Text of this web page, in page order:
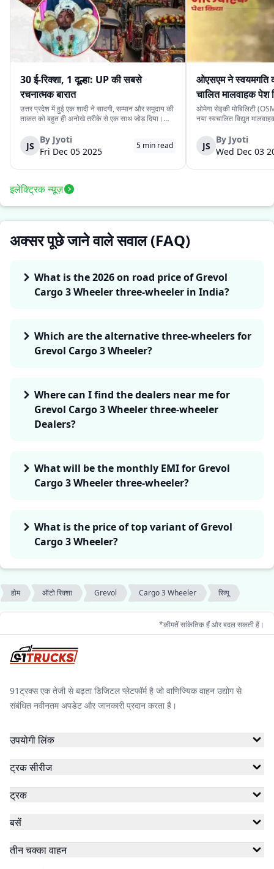
30 ई-रिक्शा, 1 दूल्हा: UP की सबसे
रचनात्मक बारात
उत्तर प्रदेश में हुई एक शादी ने सादगी, सम्मान और समुदाय की
ताकत को बहुत ही अनोखे तरीके से एक साथ जोड़ दिया।
वाहन की व्यवस्था करने के लिये पर्याप्त साधन नहीं थे।
लेकिन दोस्ती की भावना ने उस...
JS
By Jyoti
Fri Dec 05 2025
5 min read
ओएसएम ने स्वयमगति
चालित मालवाहक पेश
ओमेगा सेइकी मोबिलिटी
नया स्वचालित विद्युत
के स्वचालित यात्री संस्करण
लिये प्रस्तुत किया गया दूसरा
JS
By Jyoti
Wed Dec 03
इलेक्ट्रिक न्यूज़
अक्सर पूछे जाने वाले सवाल (FAQ)
What is the 2026 on road price of Grevol
Cargo 3 Wheeler three-wheeler in India?
Which are the alternative three-wheelers for
Grevol Cargo 3 Wheeler?
Where can I find the dealers near me for
Grevol Cargo 3 Wheeler three-wheeler
Dealers?
What will be the monthly EMI for Grevol
Cargo 3 Wheeler three-wheeler?
What is the price of top variant of Grevol
Cargo 3 Wheeler?
होम ऑटो रिक्शा Grevol Cargo 3 Wheeler रिव्यू
*कीमतें सांकेतिक हैं और बदल सकती हैं।
91ट्रक्स एक तेजी से बढ़ता डिजिटल प्लेटफॉर्म है जो वाणिज्यिक वाहन उद्योग से
संबंधित नवीनतम अपडेट और जानकारी प्रदान करता है।
उपयोगी लिंक
ट्रक सीरीज
ट्रक
बसें
तीन चक्का वाहन